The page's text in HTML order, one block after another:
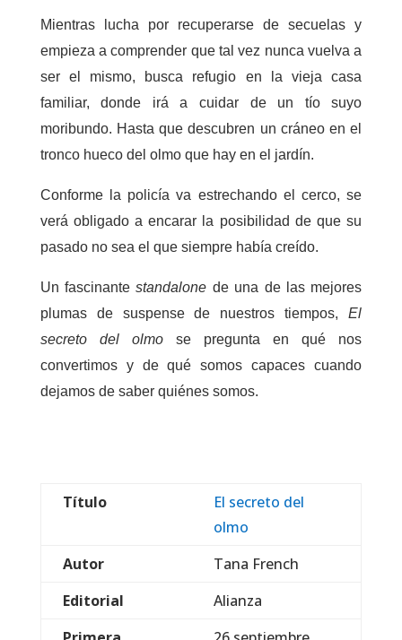
Mientras lucha por recuperarse de secuelas y
empieza a comprender que tal vez nunca vuelva a
ser el mismo, busca refugio en la vieja casa
familiar, donde irá a cuidar de un tío suyo
moribundo. Hasta que descubren un cráneo en el
tronco hueco del olmo que hay en el jardín.
Conforme la policía va estrechando el cerco, se
verá obligado a encarar la posibilidad de que su
pasado no sea el que siempre había creído.
Un fascinantestandalone de una de las mejores
plumas de suspense de nuestros tiempos,El
secreto del olmose pregunta en qué nos
convertimos y de qué somos capaces cuando
dejamos de saber quiénes somos.
Título
El secreto del
olmo
Autor
Tana French
Editorial
Alianza